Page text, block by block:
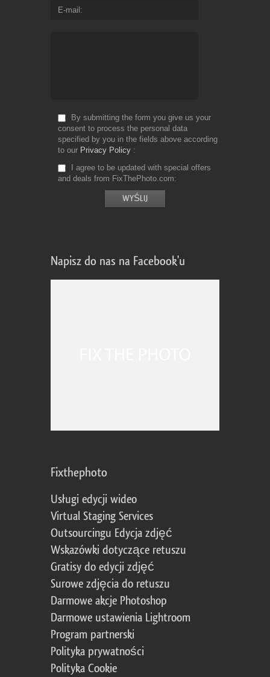
E-mail
By submitting the form you give us your
consent to process the personal data
specified by you in the fields above according
to our Privacy Policy
I agree to be updated with special offers
and deals from FixThePhoto.com
Napisz do nas na Facebook'u
Fixthephoto
Usługi edycji wideo
Virtual Staging Services
Outsourcingu Edycja zdjęć
Wskazówki dotyczące retuszu
Gratisy do edycji zdjęć
Surowe zdjęcia do retuszu
Darmowe akcje Photoshop
Darmowe ustawienia Lightroom
Program partnerski
Polityka prywatności
Polityka Cookie